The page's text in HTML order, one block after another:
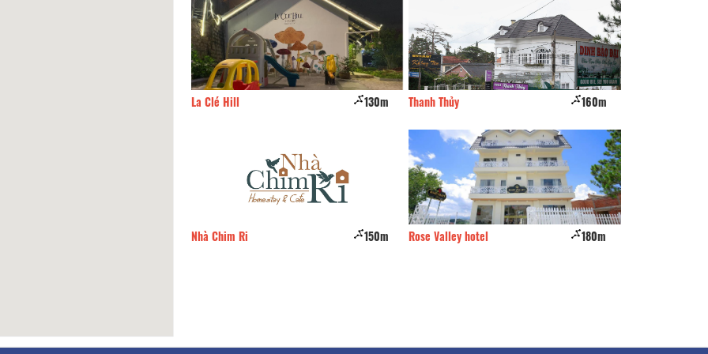
La Clé Hill 130m
Nhà Chim Ri 150m
Thanh Thủy 160m
Rose Valley hotel 180m